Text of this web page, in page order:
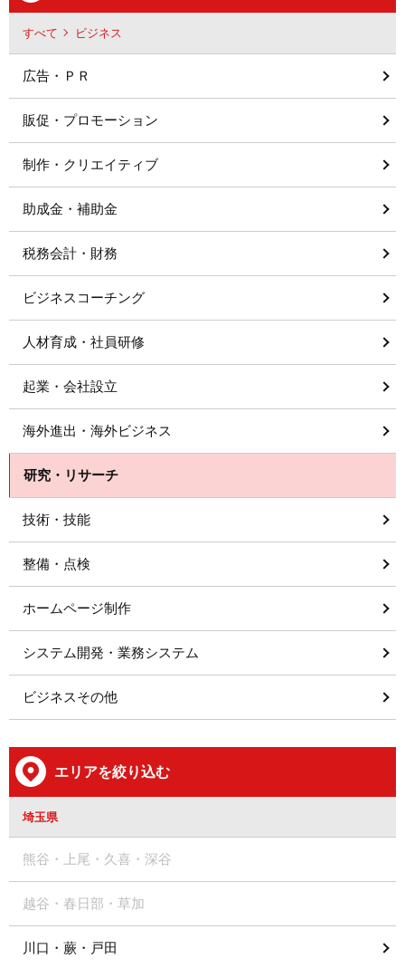
すべて ビジネス
広告・ＰＲ
販促・プロモーション
制作・クリエイティブ
助成金・補助金
税務会計・財務
ビジネスコーチング
人材育成・社員研修
起業・会社設立
海外進出・海外ビジネス
研究・リサーチ
技術・技能
整備・点検
ホームページ制作
システム開発・業務システム
ビジネスその他
エリアを絞り込む
埼玉県
熊谷・上尾・久喜・深谷
越谷・春日部・草加
川口・蕨・戸田